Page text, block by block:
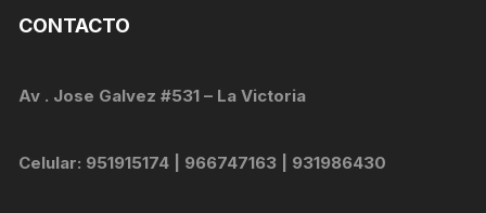
CONTACTO
Av . Jose Galvez #531 – La Victoria
Celular: 951915174 | 966747163 | 931986430